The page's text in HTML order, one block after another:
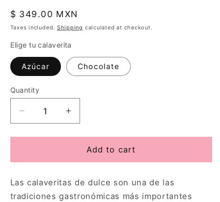
Regular
price
$ 349.00 MXN
Taxes included. Shipping calculated at checkout.
Elige tu calaverita
Azúcar Chocolate
Quantity
Quantity
Decrease
quantity
for
calaveritas
de
muertos
Increase
quantity
for
Collar
calaveritas
de
muertos
Add to cart
Las calaveritas de dulce son una de las
tradiciones gastronómicas más importantes